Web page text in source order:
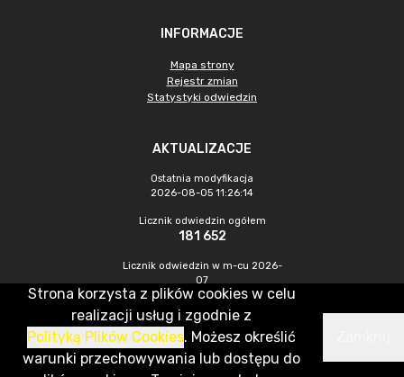
INFORMACJE
Mapa strony
Rejestr zmian
Statystyki odwiedzin
AKTUALIZACJE
Ostatnia modyfikacja
2026-08-05 11:26:14
Licznik odwiedzin ogółem
181 652
Licznik odwiedzin w m-cu 2026-
07
243
CMS & Hosting: Nefeni Sp. z o.o.
Strona korzysta z plików cookies w celu
realizacji usług i zgodnie z
Polityką Plików Cookies. Możesz określić
warunki przechowywania lub dostępu do